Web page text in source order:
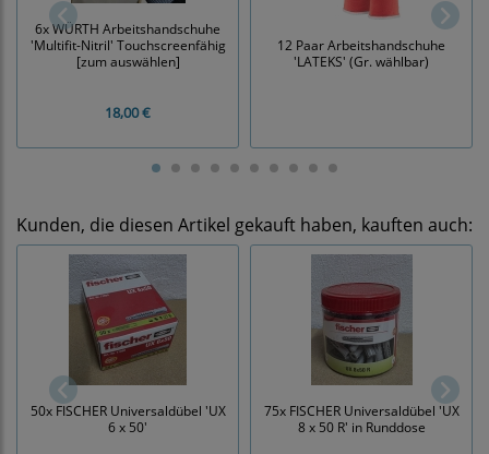
6x WÜRTH Arbeitshandschuhe
'Multifit-Nitril' Touchscreenfähig
[zum auswählen]
18,00 €
12 Paar Arbeitshandschuhe
'LATEKS' (Gr. wählbar)
Kunden, die diesen Artikel gekauft haben, kauften auch:
50x FISCHER Universaldübel 'UX
6 x 50'
75x FISCHER Universaldübel 'UX
8 x 50 R' in Runddose